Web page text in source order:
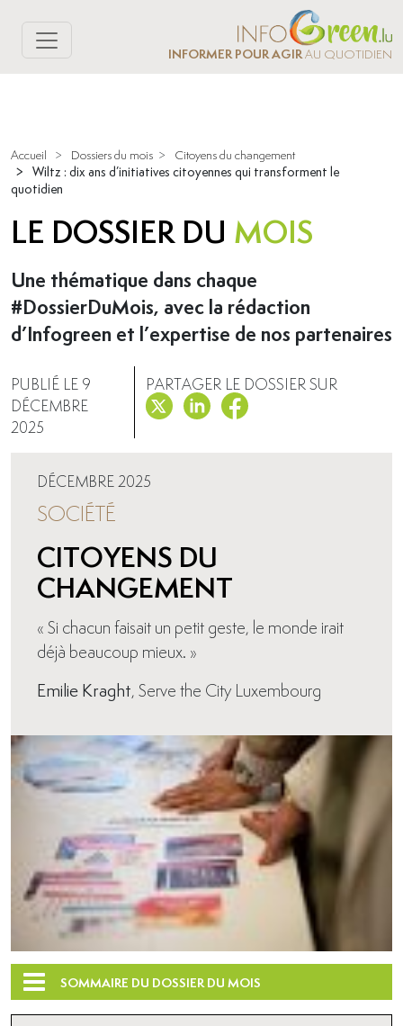
INFORMER POUR AGIRAU QUOTIDIEN
Accueil > Dossiers du mois > Citoyens du changement
>
Wiltz : dix ans d’initiatives citoyennes qui transforment le
quotidien
LE DOSSIER DU MOIS
Une thématique dans chaque
#DossierDuMois, avec la rédaction
d’Infogreen et l’expertise de nos partenaires
PUBLIÉ LE 9
DÉCEMBRE
2025
PARTAGER LE DOSSIER SUR
DÉCEMBRE 2025
SOCIÉTÉ
CITOYENS DU
CHANGEMENT
« Si chacun faisait un petit geste, le monde irait
déjà beaucoup mieux. »
Emilie Kraght, Serve the City Luxembourg
SOMMAIRE DU DOSSIER DU MOIS